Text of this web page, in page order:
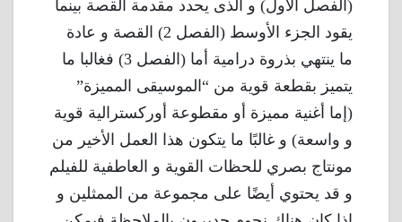
(الفصل الأول) و الذى يحدد مقدمة القصة بينما
يقود الجزء الأوسط (الفصل 2) القصة و عادة
ما ينتهي بذروة درامية أما (الفصل 3) فغالبا ما
يتميز بقطعة قوية من “الموسيقى المميزة”
(إما أغنية مميزة أو مقطوعة أوركسترالية قوية
و واسعة) و غالبًا ما يتكون هذا العمل الأخير من
مونتاج بصري للحظات القوية و العاطفية للفيلم
و قد يحتوي أيضًا على مجموعة من الممثلين و